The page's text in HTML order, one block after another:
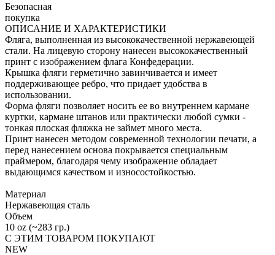
Безопасная
покупка
ОПИСАНИЕ И ХАРАКТЕРИСТИКИ
Фляга, выполненная из высококачественной нержавеющей
стали. На лицевую сторону нанесен высококачественный
принт с изображением флага Конфедерации.
Крышка фляги герметично завинчивается и имеет
поддерживающее ребро, что придает удобства в
использовании.
Форма фляги позволяет носить ее во внутреннем кармане
куртки, кармане штанов или практически любой сумки -
тонкая плоская фляжка не займет много места.
Принт нанесен методом современной технологии печати, а
перед нанесением основа покрывается специальным
праймером, благодаря чему изображение обладает
выдающимся качеством и износостойкостью.
Материал
Нержавеющая сталь
Объем
10 oz (~283 гр.)
С ЭТИМ ТОВАРОМ ПОКУПАЮТ
NEW